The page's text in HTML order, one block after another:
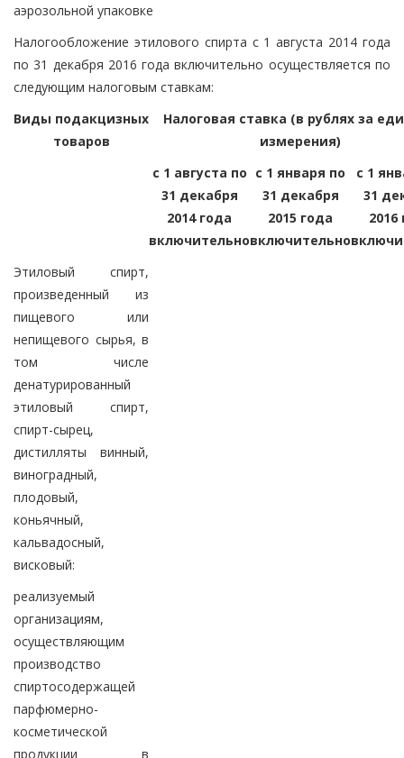
аэрозольной упаковке
Налогообложение этилового спирта с 1 августа 2014 года
по 31 декабря 2016 года включительно осуществляется по
следующим налоговым ставкам:
Виды подакцизных
товаров
Налоговая ставка (в рублях за
измерения)
с 1 августа по
31 декабря
2014 года
включительно
с 1 января по
31 декабря
2015 года
включительно
с 1
31
2016
Этиловый спирт,
произведенный из
пищевого или
непищевого сырья, в
том числе
денатурированный
этиловый спирт,
спирт-сырец,
дистилляты винный,
виноградный,
плодовый,
коньячный,
кальвадосный,
висковый:
реализуемый
организациям,
осуществляющим
производство
спиртосодержащей
парфюмерно-
косметической
продукции в